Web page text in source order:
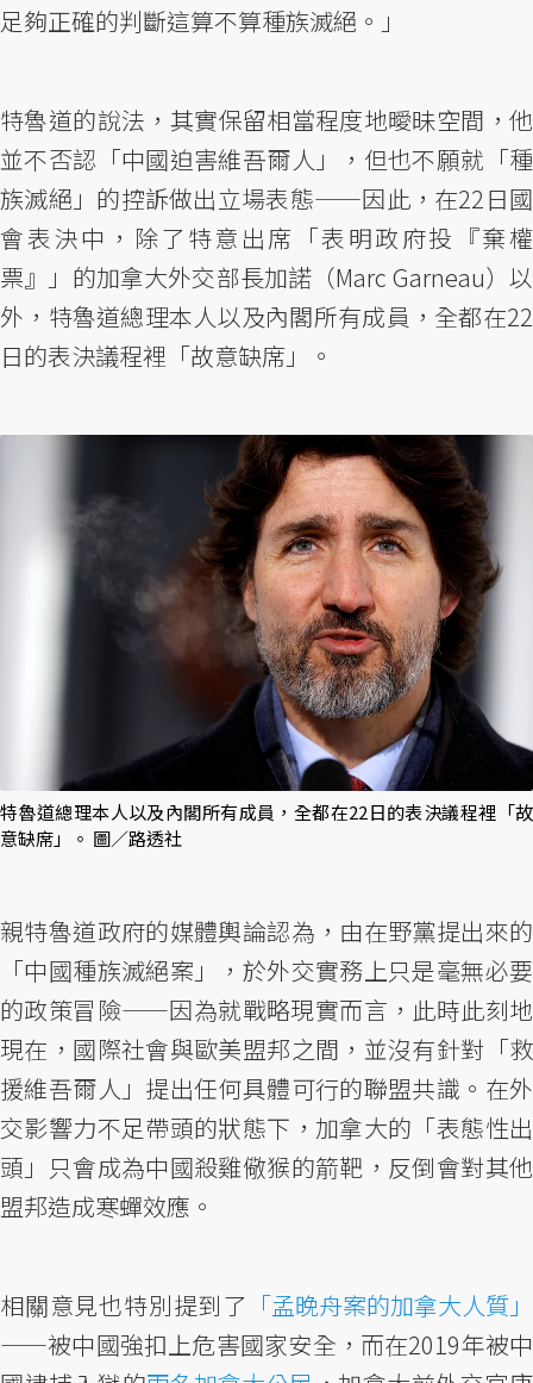
足夠正確的判斷這算不算種族滅絕。」
特魯道的說法，其實保留相當程度地曖昧空間，他
並不否認「中國迫害維吾爾人」，但也不願就「種
族滅絕」的控訴做出立場表態——因此，在22日國
會表決中，除了特意出席「表明政府投『棄權
票』」的加拿大外交部長加諾（Marc Garneau）以
外，特魯道總理本人以及內閣所有成員，全都在22
日的表決議程裡「故意缺席」。
特魯道總理本人以及內閣所有成員，全都在22日的表決議程裡「故
意缺席」。 圖／路透社
親特魯道政府的媒體輿論認為，由在野黨提出來的
「中國種族滅絕案」，於外交實務上只是毫無必要
的政策冒險——因為就戰略現實而言，此時此刻地
現在，國際社會與歐美盟邦之間，並沒有針對「救
援維吾爾人」提出任何具體可行的聯盟共識。在外
交影響力不足帶頭的狀態下，加拿大的「表態性出
頭」只會成為中國殺雞儆猴的箭靶，反倒會對其他
盟邦造成寒蟬效應。
相關意見也特別提到了 「孟晚舟案的加拿大人質」
——被中國強扣上危害國家安全，而在2019年被中